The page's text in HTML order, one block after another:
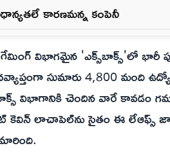
కారణమన్న కంపెనీ
విభాగమైన 'ఎక్స్‌బాక్స్‌'లో భారీ
సుమారు 4,800 మంది
విభాగానికి చెందిన వారే కావడం
కెవిన్ లాచాపెల్‌ను సైతం ఈ లేఆఫ్స్